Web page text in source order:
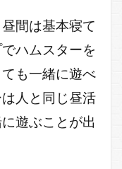
間は基本寝て
ハムスターを
も一緒に遊べ
人と同じ昼活
遊ぶことが出